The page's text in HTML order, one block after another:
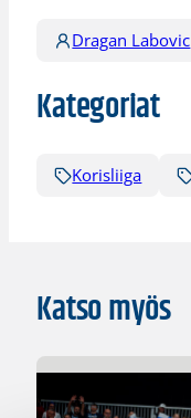
Dragan Labovic
Kategoriat
Korisliiga
Katso myös